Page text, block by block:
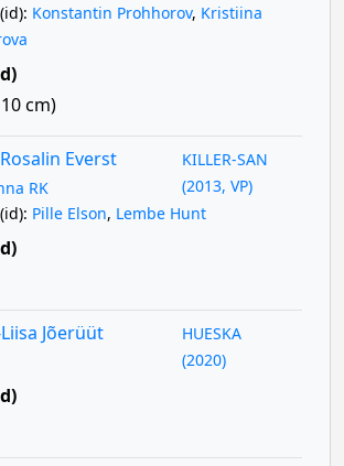
Konstantin Prohhorov, Kristiina
cm)
Everst
RK
KILLER-SAN
(2013, VP)
Pille Elson, Lembe Hunt
Jõerüüt
HUESKA
(2020)